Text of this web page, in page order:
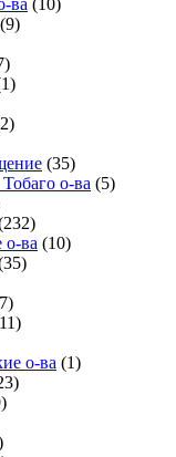
(9)
(35)
о-ва (5)
о-ва (10)
о-ва (1)